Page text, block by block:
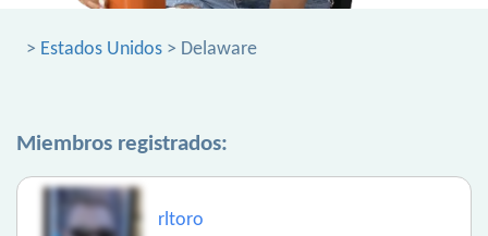
> Estados Unidos > Delaware
Miembros registrados:
rltoro